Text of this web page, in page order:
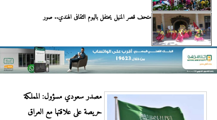
متحف قصر المنيل يحتفل باليوم الثقافى الهندي.. صور
مصدر سعودي مسؤول: المملكة
حريصة على علاقتها مع العراق